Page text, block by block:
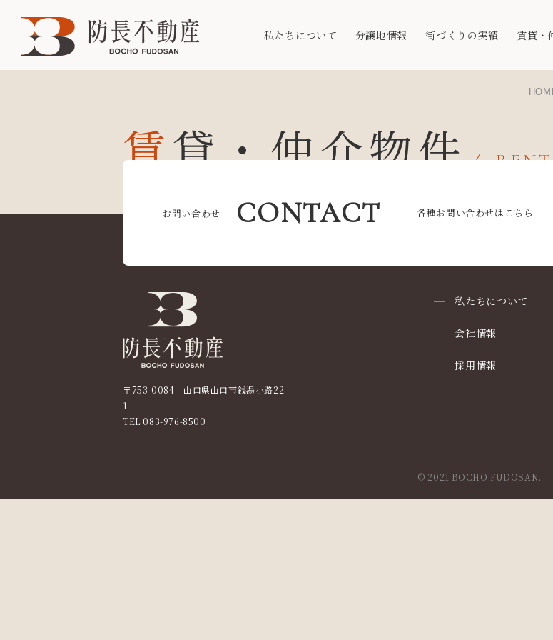
私たちについて 分譲地情報 街づくりの実績 賃貸・
賃貸・仲介物件
お問い合わせ CONTACT 各種お問い合わせはこちら
〒753-0084 山口県山口市銭湯小路22-
1
TEL 083-976-8500
私たちについて
会社情報
採用情報
© 2021 BOCHO FUDOSAN.